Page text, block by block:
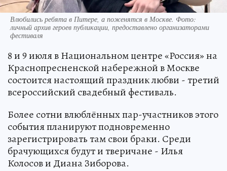
Влюбились ребята в Питере, а поженятся в Москве. Фото:
личный архив героев публикации, предоставлено организаторами
фестиваля
8 и 9 июля в Национальном центре «Россия» на
Краснопресненской набережной в Москве
состоится настоящий праздник любви - третий
всероссийский свадебный фестиваль.
Более сотни влюблённых пар-участников этого
события планируют подновременно
зарегистрировать там свои браки. Среди
брачующихся будут и тверичане - Илья
Колосов и Диана Зиборова.